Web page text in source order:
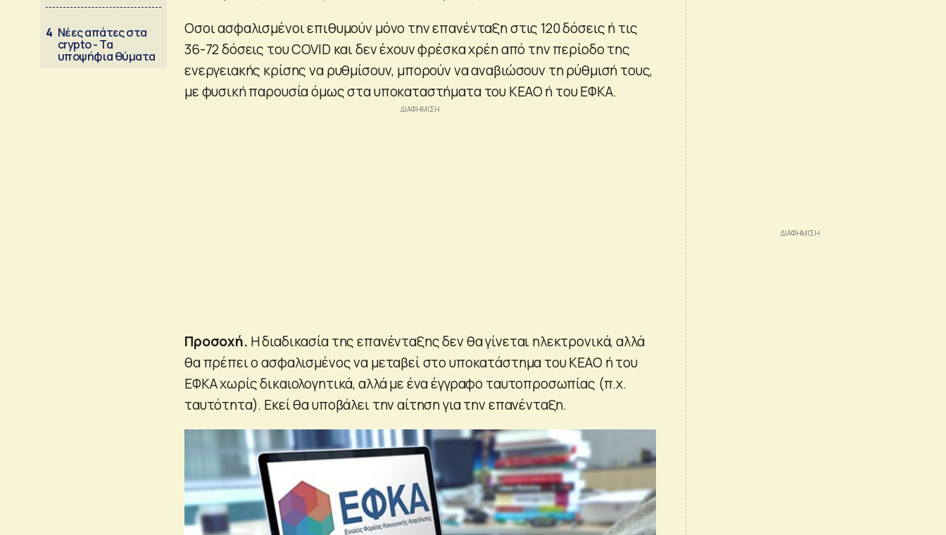
4 Νέες απάτες στα
crypto - Τα
υποψήφια θύματα
Οσοι ασφαλισμένοι επιθυμούν μόνο την επανένταξη στις 120 δόσεις ή τις
36-72 δόσεις του COVID και δεν έχουν φρέσκα χρέη από την περίοδο της
ενεργειακής κρίσης να ρυθμίσουν, μπορούν να αναβιώσουν τη ρύθμισή τους,
με φυσική παρουσία όμως στα υποκαταστήματα του ΚΕΑΟ ή του ΕΦΚΑ.
Προσοχή. Η διαδικασία της επανένταξης δεν θα γίνεται ηλεκτρονικά, αλλά
θα πρέπει ο ασφαλισμένος να μεταβεί στο υποκατάστημα του ΚΕΑΟ ή του
ΕΦΚΑ χωρίς δικαιολογητικά, αλλά με ένα έγγραφο ταυτοπροσωπίας (π.χ.
ταυτότητα). Εκεί θα υποβάλει την αίτηση για την επανένταξη.